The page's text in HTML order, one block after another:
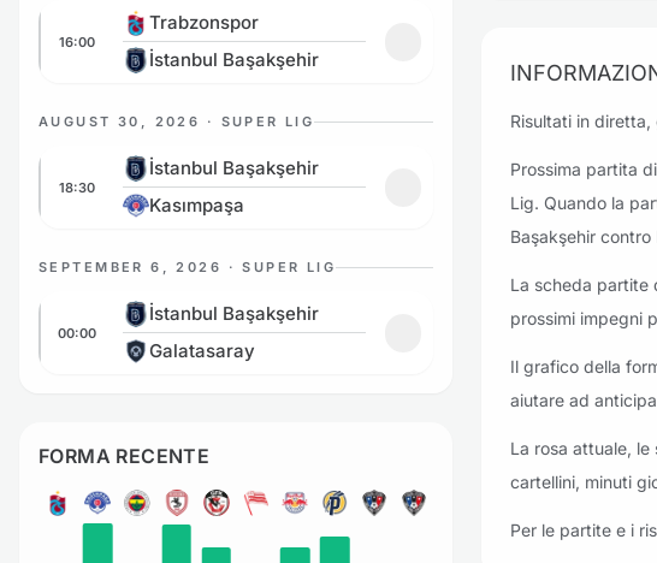
Trabzonspor vs İstanbul Başakşehir
16:00
Trabzonspor
İstanbul Başakşehir
AUGUST 30, 2026 · SUPER LIG
İstanbul Başakşehir vs Kasımpaşa
18:30
İstanbul Başakşehir
Kasımpaşa
Aggiungi ai preferiti: İstanbul
SEPTEMBER 6, 2026 · SUPER LIG
İstanbul Başakşehir vs Galatasaray
00:00
İstanbul Başakşehir
Galatasaray
FORMA RECENTE
Risultati in
Prossima partita
Lig. Quando la
Başakşehir contro
La scheda partite
prossimi impegni
Il grafico della
aiutare ad
La rosa attuale,
cartellini, minuti
Per le partite e i